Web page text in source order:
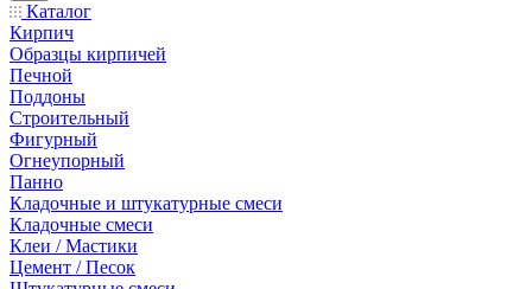
Каталог
Кирпич
Образцы кирпичей
Печной
Поддоны
Строительный
Фигурный
Огнеупорный
Панно
Кладочные и штукатурные смеси
Кладочные смеси
Клеи / Мастики
Цемент / Песок